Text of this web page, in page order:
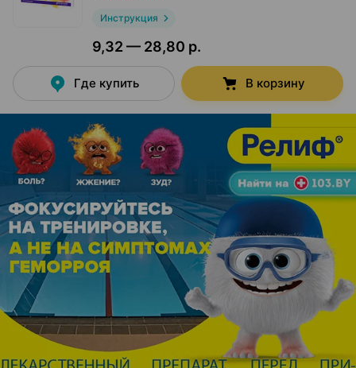
Инструкция
9,32 — 28,80 р.
Где купить В корзину